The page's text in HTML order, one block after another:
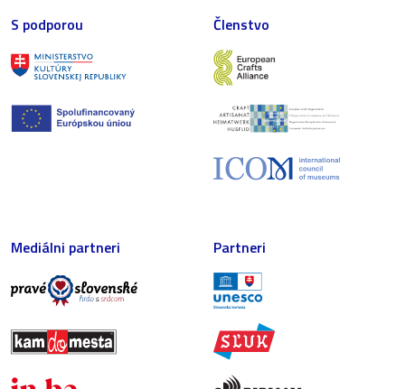
S podporou Členstvo
Mediálni partneri Partneri